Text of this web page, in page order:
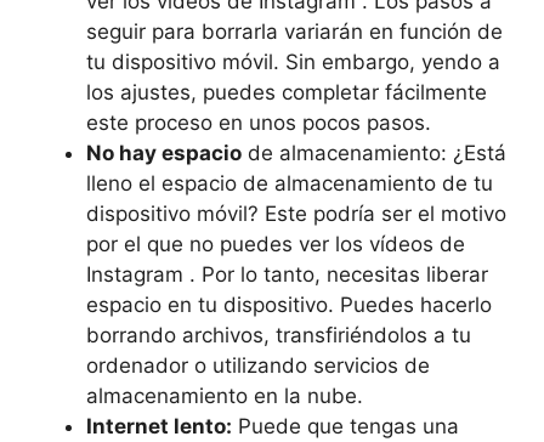
seguir para borrarla variarán en función de
tu dispositivo móvil. Sin embargo, yendo a
los ajustes, puedes completar fácilmente
este proceso en unos pocos pasos.
No hay espacio de almacenamiento: ¿Está
lleno el espacio de almacenamiento de tu
dispositivo móvil? Este podría ser el motivo
por el que no puedes ver los vídeos de
Instagram . Por lo tanto, necesitas liberar
espacio en tu dispositivo. Puedes hacerlo
borrando archivos, transfiriéndolos a tu
ordenador o utilizando servicios de
almacenamiento en la nube.
Internet lento: Puede que tengas una